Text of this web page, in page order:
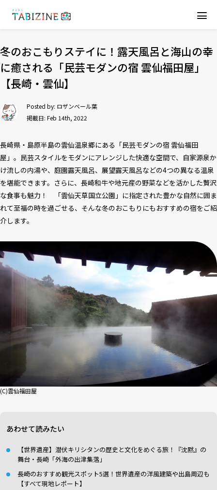
冬のおこもりステイに！露天風呂と海山の幸
に癒される「民芸モダンの宿 雲仙福田屋」
【長崎・雲仙】
Posted by: ロザンベール葉
掲載日: Feb 14th, 2022
長崎県・島原半島の雲仙温泉郷にある「民芸モダンの宿 雲仙福田
屋」。民芸スタイルをモダンにアレンジした快適な空間で、自家源泉か
け流しの内湯や、庭園露天風呂、展望露天風呂などの4つの異なる温泉
を堪能できます。さらに、長崎和牛や地元産の野菜などを活かした贅沢
な食事も魅力！ 「雲仙天草国立公園」に指定された豊かな自然に囲ま
れて至福の時を過ごせる、そんな冬のおこもりにもおすすめの宿をご紹
介します。
(C)雲仙福田屋
あわせて読みたい
【世界遺産】潜伏キリシタンの歴史と文化をめぐる旅！『沈黙』の
舞台・長崎「外海の出津集落」
長崎のおすすめ観光スポット5選！世界遺産の洋風建築や出島周辺も
【すべて現地レポート】